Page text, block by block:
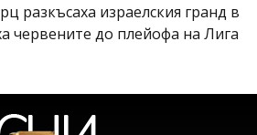
разкъсаха израелския гранд в
червените до плейофа на Лига